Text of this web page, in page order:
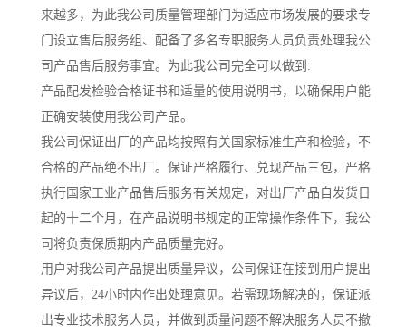
来越多，为此我公司质量管理部门为适应市场发展的要求专
门设立售后服务组、配备了多名专职服务人员负责处理我公
司产品售后服务事宜。为此我公司完全可以做到:
产品配发检验合格证书和适量的使用说明书，以确保用户能
正确安装使用我公司产品。
我公司保证出厂的产品均按照有关国家标准生产和检验，不
合格的产品绝不出厂。保证严格履行、兑现产品三包，严格
执行国家工业产品售后服务有关规定，对出厂产品自发货日
起的十二个月，在产品说明书规定的正常操作条件下，我公
司将负责保质期内产品质量完好。
用户对我公司产品提出质量异议，公司保证在接到用户提出
异议后，24小时内作出处理意见。若需现场解决的，保证派
出专业技术服务人员，并做到质量问题不解决服务人员不撤